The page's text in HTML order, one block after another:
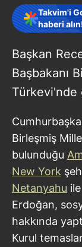
Takvim'i
haberi
Başkan
Başbakanı
Türkevi'nde
Birleşmiş
bulunduğu
New York
Netanyahu
Erdoğan,
hakkında
Kurul